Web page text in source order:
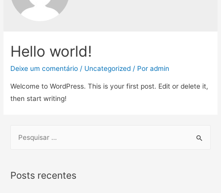
Hello world!
Deixe um comentário / Uncategorized / Poradmin
Welcome to WordPress. This is your first post. Edit or delete it,
then start writing!
Posts recentes